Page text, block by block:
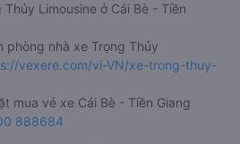
Limousine ở Cái Bè - Tiền
phòng nhà xe Trọng Thủy
vexere.com/vi-VN/xe-trong-thuy-
mua vé xe Cái Bè - Tiền Giang
888684